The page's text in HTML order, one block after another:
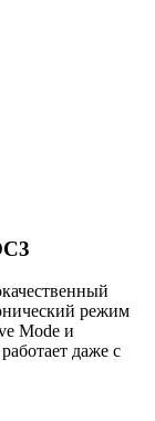
режим
Mode и
даже с